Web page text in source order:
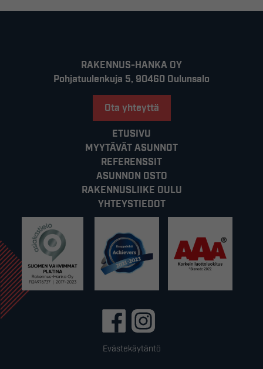
RAKENNUS-HANKA OY
Pohjatuulenkuja 5, 90460 Oulunsalo
Ota yhteyttä
ETUSIVU
MYYTÄVÄT ASUNNOT
REFERENSSIT
ASUNNON OSTO
RAKENNUSLIIKE OULU
YHTEYSTIEDOT
Evästekäytäntö